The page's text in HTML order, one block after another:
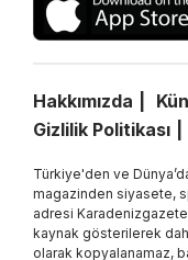
Hakkımızda
Gizlilik Politikası
Türkiye'den ve
magazinden siyasete,
adresi
kaynak gösterilerek
olarak kopyalanamaz,